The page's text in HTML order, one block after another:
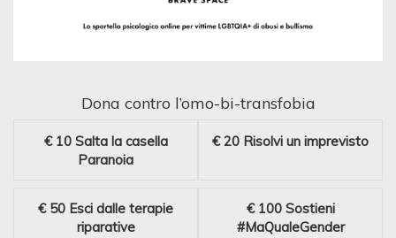
Dona contro l’omo-bi-transfobia
€ 10 Salta la casella
Paranoia
€ 20 Risolvi un imprevisto
€ 50 Esci dalle terapie
riparative
€ 100 Sostieni
#MaQualeGender